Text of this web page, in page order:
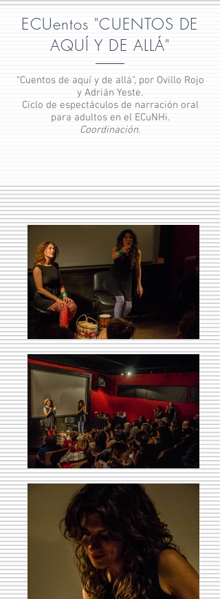
“Cuentos de aquí y de allá”, por Ovillo Rojo
y Adrián Yeste.
Ciclo de espectáculos de narración oral
para adultos en el ECuNHi.
Coordinación.
ECUentos "CUENTOS DE
AQUÍ Y DE ALLÁ"